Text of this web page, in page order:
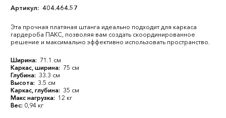
Артикул: 404.464.57
Эта прочная платяная штанга идеально подходит для каркаса
гардероба ПАКС, позволяя вам создать скоординированное
решение и максимально эффективно использовать пространство.
Ширина: 71.1 см
Каркас, ширина: 75 см
Глубина: 33.3 см
Высота: 3.5 см
Каркас, глубина: 35 см
Макс нагрузка: 12 кг
Вес: 0,94 кг